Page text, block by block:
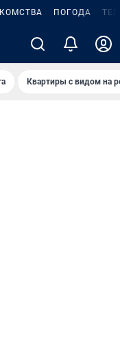
ПОГОДА
Квартиры с видом на